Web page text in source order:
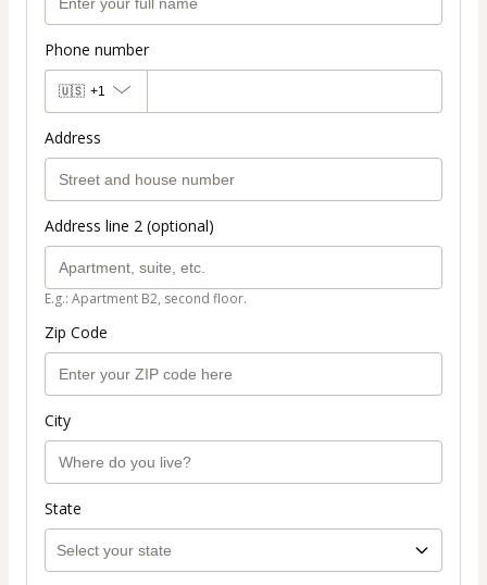
Phone number
🇺🇸 +1
Address
Address line 2 (optional)
E.g.: Apartment B2, second floor.
Zip Code
City
State